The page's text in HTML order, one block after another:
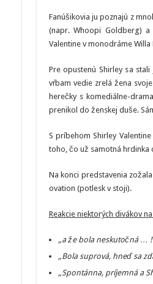
Fanúšikovia ju poznajú z
(napr. Whoopi Goldberg)
Valentine v monodráme
Pre opustenú Shirley sa
vŕbam vedie zrelá žena
herečky s komediálne-
prenikol do ženskej duše.
S príbehom Shirley
toho, čo už samotná hrdinka
Na konci predstavenia
ovation (potlesk v stoji).
Reakcie niektorých divákov
„a že bola neskutočná …
„Bola suprová, hneď sa
„Spontánna, príjemná a